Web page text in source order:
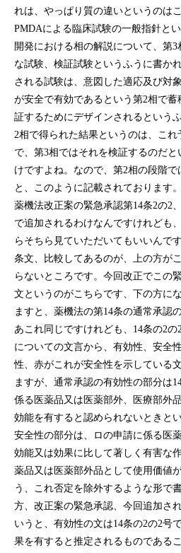
れは、やっぱり質の違いというのは
PMDAによる臨床試験の一般指針と
開発における相の解説について、第
な試験、検証試験というふうに書か
される試験は、意図した適応及び対
が安全で有効であるという第2相で
証するためにデザインされるという
2相で得られた結果というのは、これ
で、第3相ではそれを検証するのだ
けですよね。なので、第2相の段階
と、このように記載されております
薬機法改正案の緊急承認第14条2の2
で追加されるわけなんですけれども
らそちら見ていただいてもいいんで
条文、比較してあるのが、上の方が
らないところです。今回改正でこの
文というのがこちらです、下の方に
ますと、薬機法の第14条の通常承認
あこれ同じですけれども、14条の2
についての文言から、有効性、安全
性、赤がこれが安全性を示している
ますが、通常承認の有効性の部分は
係る医薬品又は医薬部外、医療部外
効能を有すると認められないときと
安全性の部分は、ロの申請に係る医
効能又は効果に比して著しく有害な
薬品又は医薬部外品として使用価値
う、これ否定を除外するような形で
方、改正案の緊急承認、今回追加さ
いうと、有効性の文は14条の2の2号
果を有すると推定されるものである